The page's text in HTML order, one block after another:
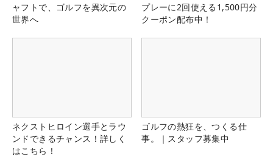
ャフトで、ゴルフを異次元の
世界へ
プレーに2回使える1,500円分
クーポン配布中！
ネクストヒロイン選手とラウ
ンドできるチャンス！詳しく
はこちら！
ゴルフの熱狂を、つくる仕
事。｜スタッフ募集中